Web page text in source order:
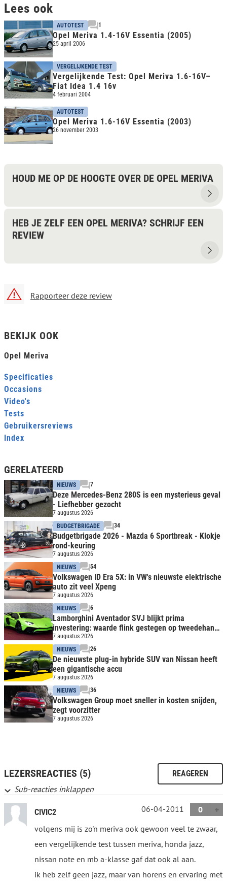
Lees ook
AUTOTEST 1
Opel Meriva 1.4-16V Essentia (2005)
25 april 2006
VERGELIJKENDE TEST
Vergelijkende Test: Opel Meriva 1.6-16V–
Fiat Idea 1.4 16v
4 februari 2004
AUTOTEST
Opel Meriva 1.6-16V Essentia (2003)
26 november 2003
HOUD ME OP DE HOOGTE OVER DE OPEL MERIVA
HEB JE ZELF EEN OPEL MERIVA? SCHRIJF EEN
REVIEW
Rapporteer deze review
BEKIJK OOK
Opel Meriva
Specificaties
Occasions
Video's
Tests
Gebruikersreviews
Index
GERELATEERD
NIEUWS 7
Deze Mercedes-Benz 280S is een mysterieus geval
- Liefhebber gezocht
7 augustus 2026
BUDGETBRIGADE
34
Budgetbrigade 2026 - Mazda 6 Sportbreak - Klokje
rond-keuring
7 augustus 2026
NIEUWS
54
Volkswagen ID Era 5X: in VW's nieuwste elektrische
auto zit veel Xpeng
7 augustus 2026
NIEUWS
6
Lamborghini Aventador SVJ blijkt prima
investering: waarde flink gestegen op tweedehands
markt
7 augustus 2026
NIEUWS
26
De nieuwste plug-in hybride SUV van Nissan heeft
een gigantische accu
7 augustus 2026
NIEUWS
36
Volkswagen Group moet sneller in kosten snijden,
zegt voorzitter
7 augustus 2026
LEZERSREACTIES (5) REAGEREN
Sub-reacties inklappen
CIVIC2 06-04-2011
0
volgens mij is zo'n meriva ook gewoon veel te zwaar,
een vergelijkende test tussen meriva, honda jazz,
nissan note en mb a-klasse gaf dat ook al aan.
ik heb zelf geen jazz, maar van horens en ervaring met